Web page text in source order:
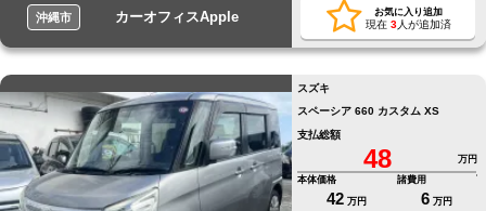
沖縄市 カーオフィスApple お気に入り追加
現在 3人が追加済
スズキ
スペーシア 660 カスタム XS
支払総額
48
万円
本体価格
42 万円
諸費用
6 万円